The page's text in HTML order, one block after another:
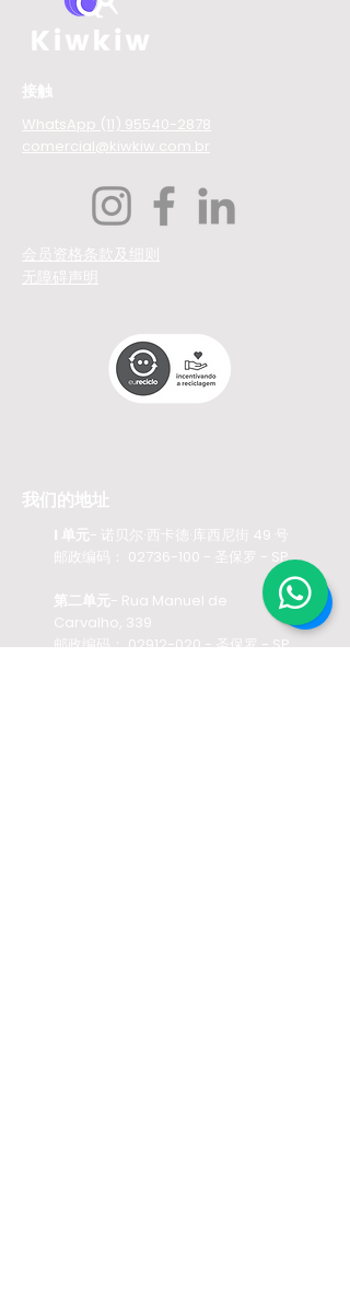
接触
WhatsApp (11) 95540-2878
comercial@kiwkiw.com.br
会员资格条款及细则
无障碍声明
我们的地址
I 单元- 诺贝尔·西卡德·库西尼街 49 号
邮政编码： 02736-100 - 圣保罗 - SP
第二单元- Rua Manuel de
Carvalho, 339
邮政编码：02912-020- 圣保罗 - SP